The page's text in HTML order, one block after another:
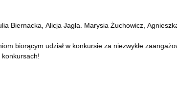
Biernacka, Alicja Jagła. Marysia Żuchowicz,
biorącym udział w konkursie za niezwykłe
konkursach!